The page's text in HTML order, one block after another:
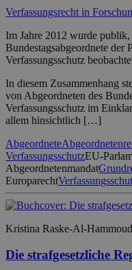
Verfassungsrecht in
Im Jahre 2012 wurde publik,
Bundestagsabgeordnete
Verfassungsschutz
In diesem Zusammenhang
von Abgeordneten des
Verfassungsschutz im
allem hinsichtlich […]
Abgeordnete
VerfassungsschutzEU-
Abgeordnetenmandat
Europarecht
Kristina Raske-Al-Hammoud
Die strafgesetzliche